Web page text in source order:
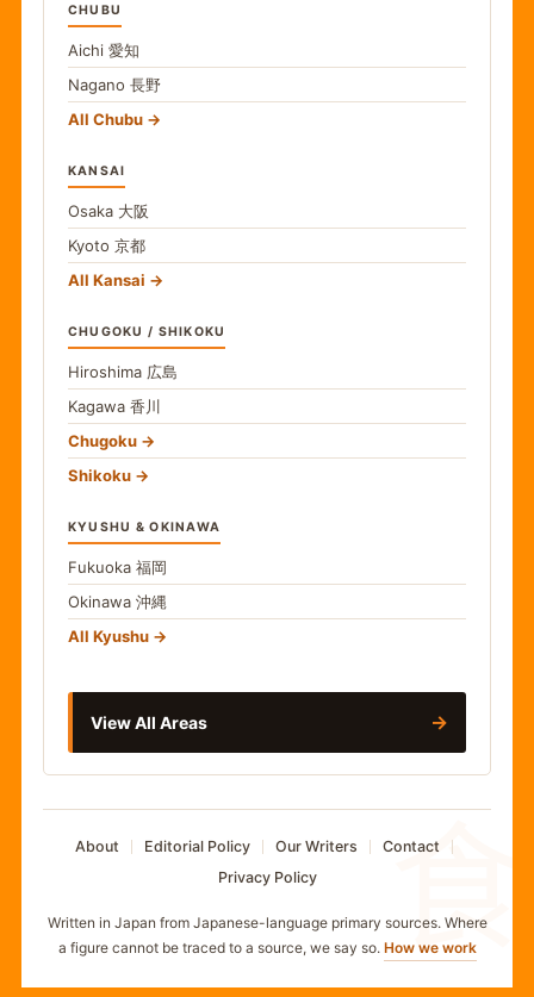
食
CHUBU
Aichi 愛知
Nagano 長野
All Chubu
KANSAI
Osaka 大阪
Kyoto 京都
All Kansai
CHUGOKU / SHIKOKU
Hiroshima 広島
Kagawa 香川
Chugoku
Shikoku
KYUSHU & OKINAWA
Fukuoka 福岡
Okinawa 沖縄
All Kyushu
View All Areas →
About Editorial Policy Our Writers
Contact
Privacy Policy
Written in Japan from Japanese-language primary sources. Where
a figure cannot be traced to a source, we say so. How we work